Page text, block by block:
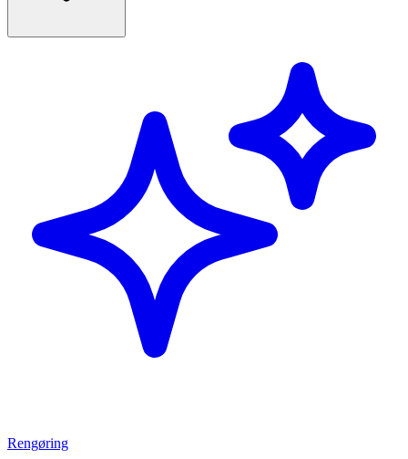
Rengøring